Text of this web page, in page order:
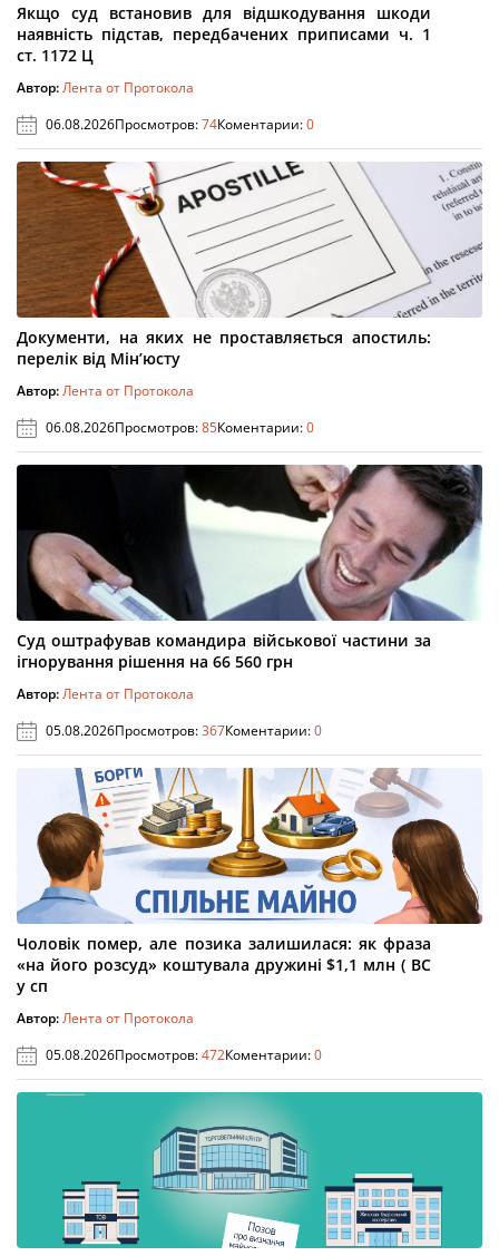
Якщо суд встановив для відшкодування шкоди
наявність підстав, передбачених приписами ч. 1
ст. 1172 Ц
Автор:Лента от Протокола
06.08.2026Просмотров:74Коментарии:0
Документи, на яких не проставляється апостиль:
перелік від Мін’юсту
Автор:Лента от Протокола
06.08.2026Просмотров:85Коментарии:0
Суд оштрафував командира військової частини за
ігнорування рішення на 66 560 грн
Автор:Лента от Протокола
05.08.2026Просмотров:367Коментарии:0
Чоловік помер, але позика залишилася: як фраза
«на його розсуд» коштувала дружині $1,1 млн ( ВС
у сп
Автор:Лента от Протокола
05.08.2026Просмотров:472Коментарии:0